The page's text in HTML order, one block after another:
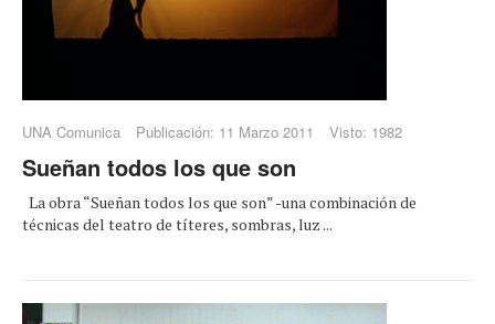
UNA Comunica Publicación: 11 Marzo 2011 Visto: 1982
Sueñan todos los que son
La obra “Sueñan todos los que son” -una combinación de
técnicas del teatro de títeres, sombras, luz ...